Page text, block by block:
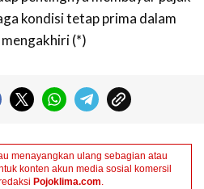
kondisi tetap prima dalam
(*)
menayangkan ulang sebagian atau
konten akun media sosial komersil
Pojoklima.com.